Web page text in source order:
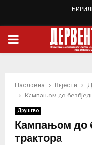
PRIMARY
Насловна Вијести
Кампањом до
Друштво
Кампањом до
трактора